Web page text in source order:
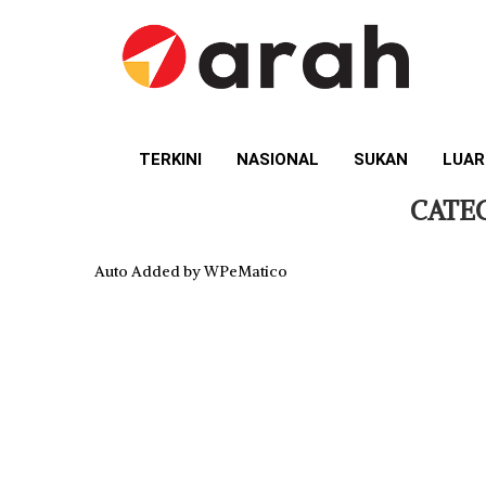
TERKINI NASIONAL SUKAN
Auto Added by WPeMatico